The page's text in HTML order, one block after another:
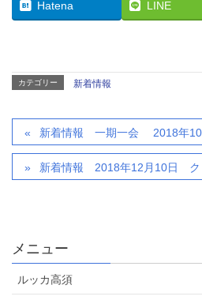
Hatena LINE
カテゴリー 新着情報
新着情報 一期一会 2018年10
新着情報 2018年12月10日 ク
メニュー
ルッカ高須